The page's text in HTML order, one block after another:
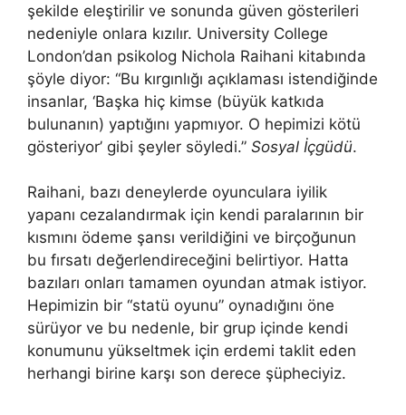
şekilde eleştirilir ve sonunda güven gösterileri
nedeniyle onlara kızılır. University College
London’dan psikolog Nichola Raihani kitabında
şöyle diyor: “Bu kırgınlığı açıklaması istendiğinde
insanlar, ‘Başka hiç kimse (büyük katkıda
bulunanın) yaptığını yapmıyor. O hepimizi kötü
gösteriyor’ gibi şeyler söyledi.” Sosyal İçgüdü.
Raihani, bazı deneylerde oyunculara iyilik
yapanı cezalandırmak için kendi paralarının bir
kısmını ödeme şansı verildiğini ve birçoğunun
bu fırsatı değerlendireceğini belirtiyor. Hatta
bazıları onları tamamen oyundan atmak istiyor.
Hepimizin bir “statü oyunu” oynadığını öne
sürüyor ve bu nedenle, bir grup içinde kendi
konumunu yükseltmek için erdemi taklit eden
herhangi birine karşı son derece şüpheciyiz.